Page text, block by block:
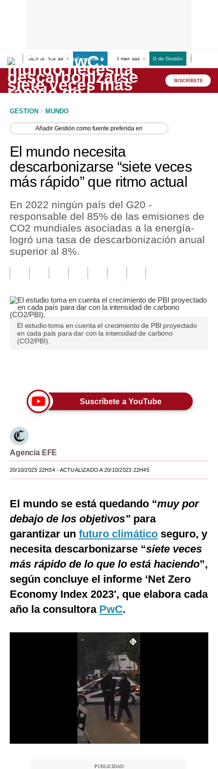
Últimas Noticias Empresas G Empresas G de Gestión
Lo último
Peru Quiosco
Economía
Mercados
Política
Tu Dinero
Finanzas Personales
Opinión
Editorial
Tendencias
Lujo
Viajes
Moda
Estilos
EEUU
España
Internacional
Tecnología
Club del Suscriptor
SUSCRÍBETE
GESTION > MUNDO
AñadirGestión como fuente preferida en
El mundo necesita
descarbonizarse “siete veces
más rápido” que ritmo actual
En 2022 ningún país del G20 -
responsable del 85% de las emisiones de
CO2 mundiales asociadas a la energía-
logró una tasa de descarbonización anual
superior al 8%.
El estudio toma en cuenta el crecimiento de PBI proyectado
en cada país para dar con la intensidad de carbono
(CO2/PBI).
Suscríbete a YouTube
Agencia EFE
20/10/2023 22H34- ACTUALIZADO A 20/10/2023 22H45
El mundo se está quedando “muy por
debajo de los objetivos” para
garantizar un futuro climático seguro, y
necesita descarbonizarse “siete veces
más rápido de lo que lo está haciendo”,
según concluye el informe ‘Net Zero
Economy Index 2023′, que elabora cada
año la consultora PwC.